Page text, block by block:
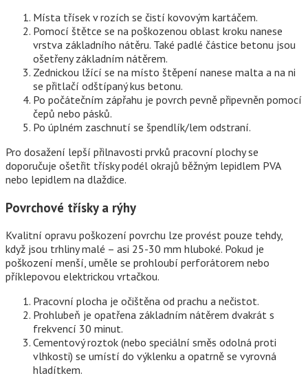
Místa třísek v rozích se čistí kovovým kartáčem.
Pomocí štětce se na poškozenou oblast kroku nanese
vrstva základního nátěru. Také padlé částice betonu jsou
ošetřeny základním nátěrem.
Zednickou lžící se na místo štěpení nanese malta a na ni
se přitlačí odštípaný kus betonu.
Po počátečním zápřahu je povrch pevně připevněn pomocí
čepů nebo pásků.
Po úplném zaschnutí se špendlík/lem odstraní.
Pro dosažení lepší přilnavosti prvků pracovní plochy se
doporučuje ošetřit třísky podél okrajů běžným lepidlem PVA
nebo lepidlem na dlaždice.
Povrchové třísky a rýhy
Kvalitní opravu poškození povrchu lze provést pouze tehdy,
když jsou trhliny malé – asi 25-30 mm hluboké. Pokud je
poškození menší, uměle se prohloubí perforátorem nebo
příklepovou elektrickou vrtačkou.
Pracovní plocha je očištěna od prachu a nečistot.
Prohlubeň je opatřena základním nátěrem dvakrát s
frekvencí 30 minut.
Cementový roztok (nebo speciální směs odolná proti
vlhkosti) se umístí do výklenku a opatrně se vyrovná
hladítkem.